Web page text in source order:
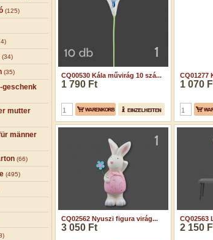
(125)
(34)
(35)
geschenk
mutter
männer
(66)
(495)
CQ00530 Kála művirág 10 szá...
1 790 Ft
CQ01277
1 070
CQ02562 Nyuszi figura virág...
3 050 Ft
CQ02563
2 150